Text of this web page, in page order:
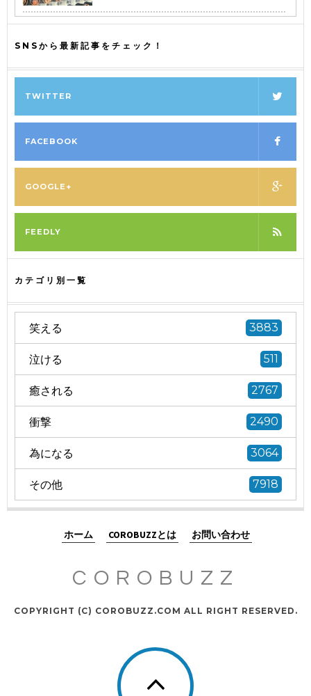
SNSから最新記事をチェック！
TWITTER
FACEBOOK
GOOGLE+
FEEDLY
カテゴリ別一覧
笑える 3883
泣ける 511
癒される 2767
衝撃 2490
為になる 3064
その他 7918
ホーム COROBUZZとは お問い合わせ
COROBUZZ
COPYRIGHT (C) COROBUZZ.COM ALL RIGHT RESERVED.